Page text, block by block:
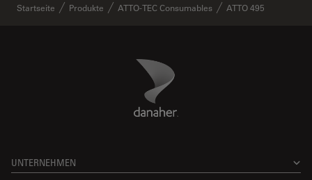
Startseite Produkte ATTO-TEC Consumables ATTO 495
Danaher Logo
UNTERNEHMEN